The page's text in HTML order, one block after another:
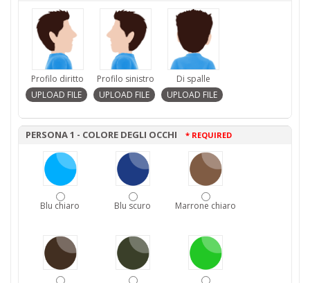
Profilo diritto Profilo sinistro Di spalle
PERSONA 1 - COLORE DEGLI OCCHI * REQUIRED
Blu chiaro Blu scuro Marrone chiaro